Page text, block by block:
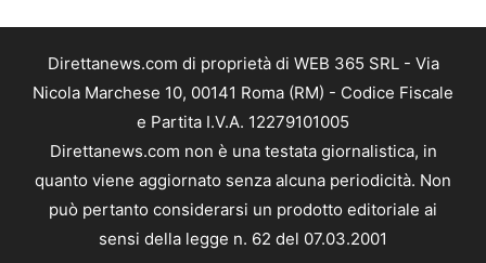
Direttanews.com di proprietà di WEB 365 SRL - Via
Nicola Marchese 10, 00141 Roma (RM) - Codice Fiscale
e Partita I.V.A. 12279101005
Direttanews.com non è una testata giornalistica, in
quanto viene aggiornato senza alcuna periodicità. Non
può pertanto considerarsi un prodotto editoriale ai
sensi della legge n. 62 del 07.03.2001